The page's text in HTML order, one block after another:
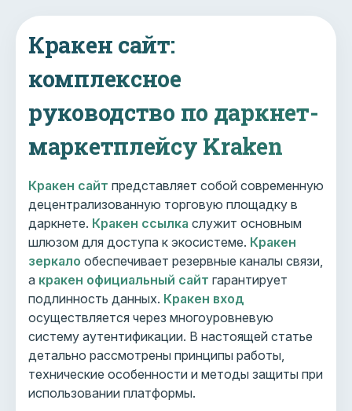
Кракен сайт:
комплексное
руководство по даркнет-
маркетплейсу Kraken
Кракен сайт представляет собой современную
децентрализованную торговую площадку в
даркнете. Кракен ссылка служит основным
шлюзом для доступа к экосистеме. Кракен
зеркало обеспечивает резервные каналы связи,
а кракен официальный сайт гарантирует
подлинность данных. Кракен вход
осуществляется через многоуровневую
систему аутентификации. В настоящей статье
детально рассмотрены принципы работы,
технические особенности и методы защиты при
использовании платформы.